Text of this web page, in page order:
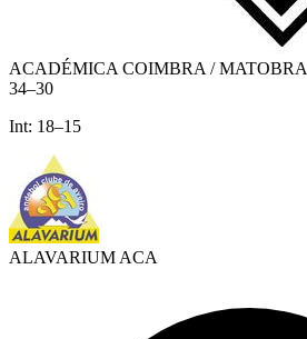
ACADÉMICA COIMBRA / MATOBRA
34–30
Int: 18–15
ALAVARIUM ACA